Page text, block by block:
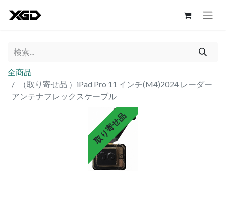
全商品
（取り寄せ品 ）iPad Pro 11 インチ(M4)2024 レーダー
アンテナフレックスケーブル
取り寄せ品